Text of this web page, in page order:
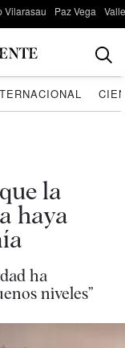
Vilarasau Paz Vega
la
haya
ha
niveles”